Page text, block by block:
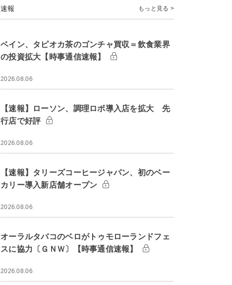
速報 もっと見る >
ベイン、タピオカ茶のゴンチャ買収＝飲食業界
の投資拡大【時事通信速報】
2026.08.06
【速報】ローソン、調理ロボ導入店を拡大 先
行店で好評
2026.08.06
【速報】タリーズコーヒージャパン、初のベー
カリー導入新店舗オープン
2026.08.06
オーラルタバコのベロがトゥモローランドフェ
スに協力〔ＧＮＷ〕【時事通信速報】
2026.08.06